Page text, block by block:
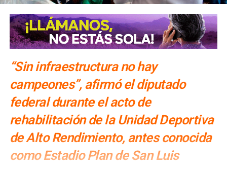
“Sin infraestructura no hay
campeones”, afirmó el diputado
federal durante el acto de
rehabilitación de la Unidad Deportiva
de Alto Rendimiento, antes conocida
como Estadio Plan de San Luis